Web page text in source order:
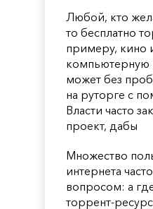
Любой, кто
то бесплатно
примеру, кино
компьютерную
может без
на руторге с
Власти часто
проект, дабы
Множество
интернета
вопросом: а
торрент-